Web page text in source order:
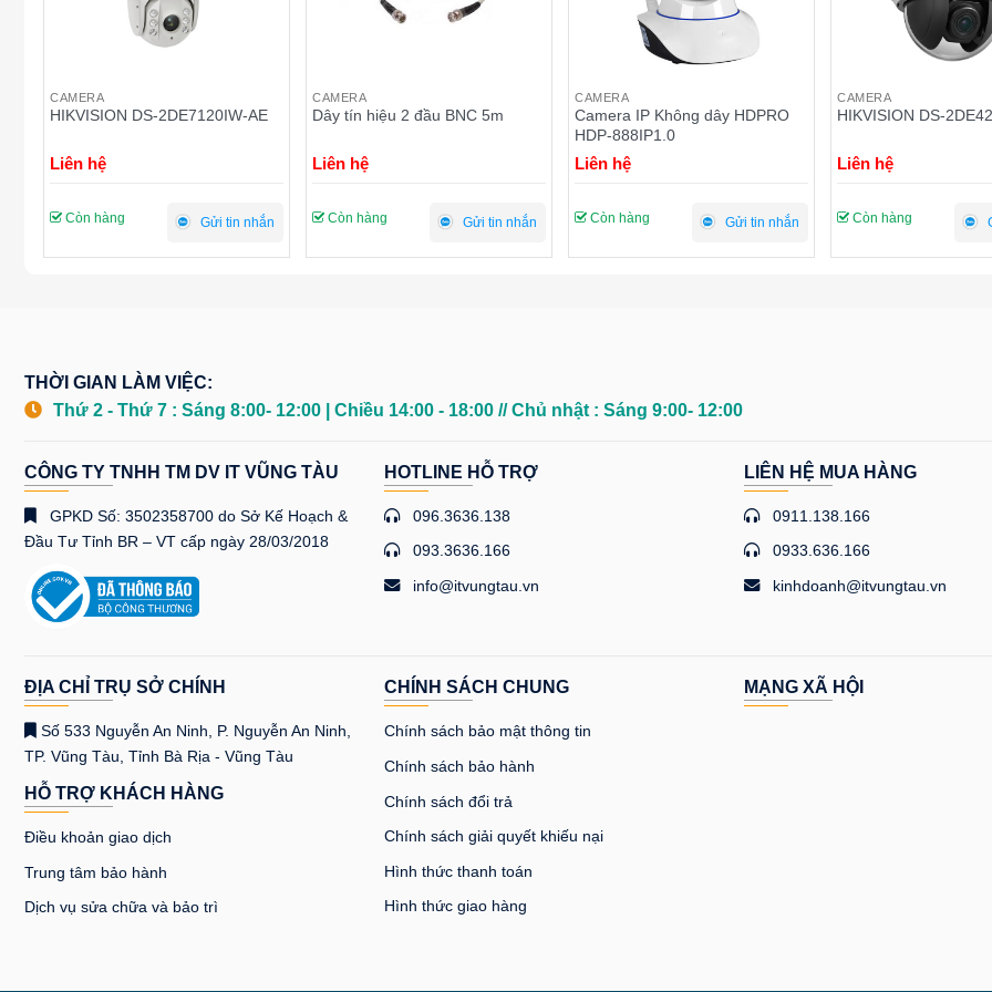
CAMERA
HIKVISION DS-2DE7120IW-AE
Liên hệ
Còn hàng Gửi tin nhắn
CAMERA
Dây tín hiệu 2 đầu BNC 5m
Liên hệ
Còn hàng Gửi tin nhắn
CAMERA
Camera IP Không dây HDPRO
HDP-888IP1.0
Liên hệ
Còn hàng Gửi tin nhắn
CAMERA
HIKVISION DS-
Liên hệ
Còn hàng
THỜI GIAN LÀM VIỆC:
Thứ 2 - Thứ 7 : Sáng 8:00- 12:00 | Chiều 14:00 - 18:00 // Chủ nhật : Sáng 9:00- 12:00
CÔNG TY TNHH TM DV IT VŨNG TÀU
GPKD Số: 3502358700 do Sở Kế Hoạch &
Đầu Tư Tỉnh BR – VT cấp ngày 28/03/2018
HOTLINE HỖ TRỢ
096.3636.138
093.3636.166
info@itvungtau.vn
LIÊN HỆ MUA HÀNG
0911.138.166
0933.636.166
kinhdoanh@itvungtau.vn
ĐỊA CHỈ TRỤ SỞ CHÍNH
Số 533 Nguyễn An Ninh, P. Nguyễn An Ninh,
TP. Vũng Tàu, Tỉnh Bà Rịa - Vũng Tàu
HỖ TRỢ KHÁCH HÀNG
Điều khoản giao dịch
Trung tâm bảo hành
Dịch vụ sửa chữa và bảo trì
CHÍNH SÁCH CHUNG
Chính sách bảo mật thông tin
Chính sách bảo hành
Chính sách đổi trả
Chính sách giải quyết khiếu nại
Hình thức thanh toán
Hình thức giao hàng
MẠNG XÃ HỘI